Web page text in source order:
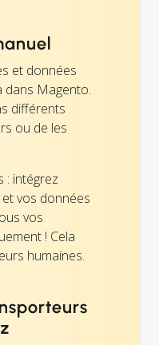
et données
dans Magento.
différents
ou de les
: intégrez
vos données
vos
! Cela
humaines.